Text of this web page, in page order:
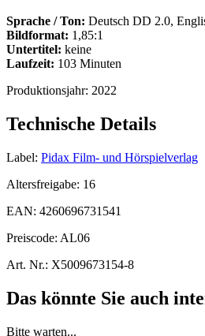
Sprache / Ton: Deutsch DD 2.0,
Bildformat: 1,85:1
Untertitel: keine
Laufzeit: 103 Minuten
Produktionsjahr: 2022
Technische Details
Label: Pidax Film- und Hörspielverlag
Altersfreigabe: 16
EAN: 4260696731541
Preiscode: AL06
Art. Nr.: X5009673154-8
Das könnte Sie auch
Bitte warten...